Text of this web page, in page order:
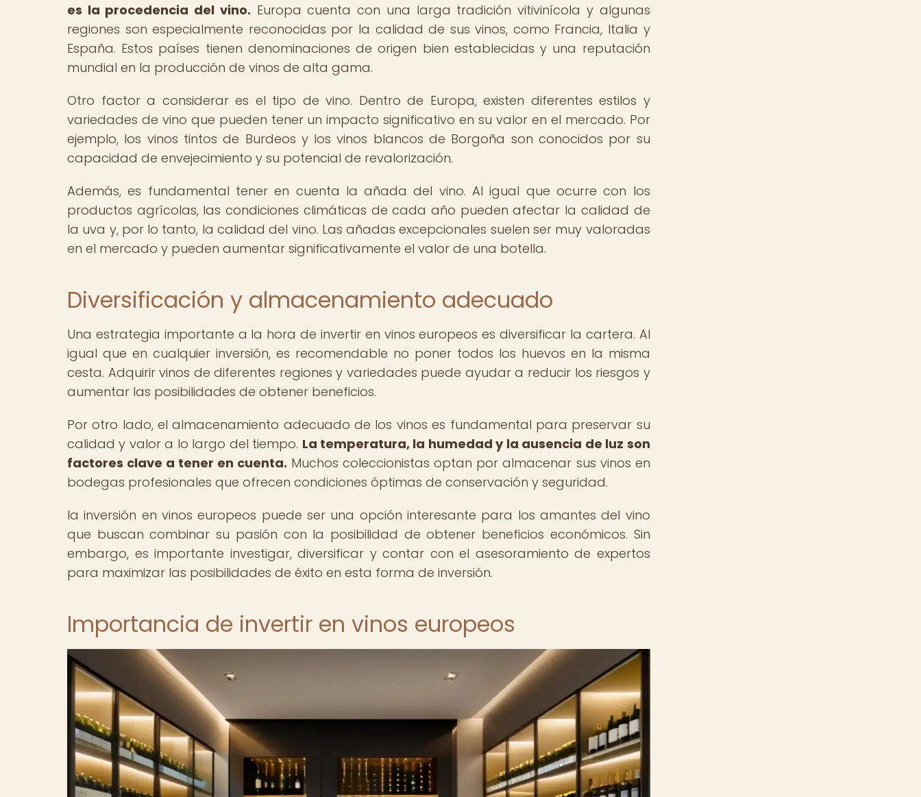
es la procedencia del vino. Europa cuenta con una larga tradición vitivinícola y algunas
regiones son especialmente reconocidas por la calidad de sus vinos, como Francia, Italia y
España. Estos países tienen denominaciones de origen bien establecidas y una reputación
mundial en la producción de vinos de alta gama.
Otro factor a considerar es el tipo de vino. Dentro de Europa, existen diferentes estilos y
variedades de vino que pueden tener un impacto significativo en su valor en el mercado. Por
ejemplo, los vinos tintos de Burdeos y los vinos blancos de Borgoña son conocidos por su
capacidad de envejecimiento y su potencial de revalorización.
Además, es fundamental tener en cuenta la añada del vino. Al igual que ocurre con los
productos agrícolas, las condiciones climáticas de cada año pueden afectar la calidad de
la uva y, por lo tanto, la calidad del vino. Las añadas excepcionales suelen ser muy valoradas
en el mercado y pueden aumentar significativamente el valor de una botella.
Diversificación y almacenamiento adecuado
Una estrategia importante a la hora de invertir en vinos europeos es diversificar la cartera. Al
igual que en cualquier inversión, es recomendable no poner todos los huevos en la misma
cesta. Adquirir vinos de diferentes regiones y variedades puede ayudar a reducir los riesgos y
aumentar las posibilidades de obtener beneficios.
Por otro lado, el almacenamiento adecuado de los vinos es fundamental para preservar su
calidad y valor a lo largo del tiempo. La temperatura, la humedad y la ausencia de luz son
factores clave a tener en cuenta. Muchos coleccionistas optan por almacenar sus vinos en
bodegas profesionales que ofrecen condiciones óptimas de conservación y seguridad.
la inversión en vinos europeos puede ser una opción interesante para los amantes del vino
que buscan combinar su pasión con la posibilidad de obtener beneficios económicos. Sin
embargo, es importante investigar, diversificar y contar con el asesoramiento de expertos
para maximizar las posibilidades de éxito en esta forma de inversión.
Importancia de invertir en vinos europeos